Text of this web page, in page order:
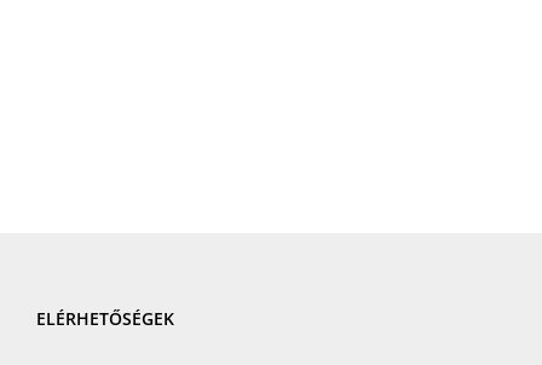
ELÉRHETŐSÉGEK